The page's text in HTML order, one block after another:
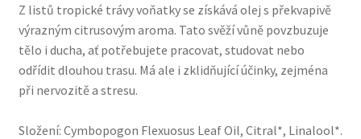
Z listů tropické trávy voňatky se získává olej s překvapivě
výrazným citrusovým aroma. Tato svěží vůně povzbuzuje
tělo i ducha, ať potřebujete pracovat, studovat nebo
odřídit dlouhou trasu. Má ale i zklidňující účinky, zejména
při nervozitě a stresu.
Složení: Cymbopogon Flexuosus Leaf Oil, Citral*, Linalool*.